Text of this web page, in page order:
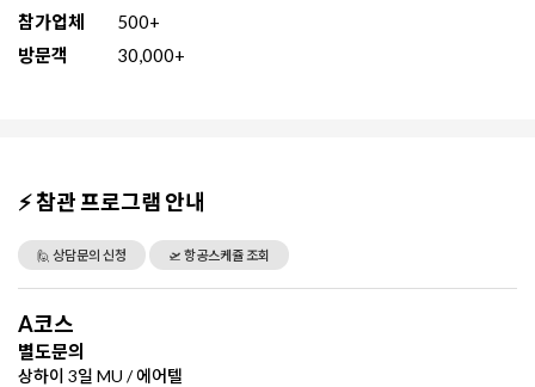
참가업체
500+
방문객
30,000+
⚡ 참관 프로그램 안내
🙋 상담문의 신청 🛫 항공스케쥴 조회
A코스
별도문의
상하이 3일 MU / 에어텔